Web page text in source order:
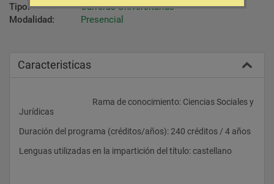
Tipo:
Carreras Universitarias
Modalidad:
Presencial
Caracteristicas
Jurídicas
Duración del programa (créditos/años): 240 créditos / 4 años
Lenguas utilizadas en la impartición del título: castellano